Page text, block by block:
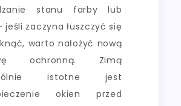
stanu farby lub
jeśli zaczyna łuszczyć się
warto nałożyć nową
ochronną. Zimą
istotne jest
okien przed